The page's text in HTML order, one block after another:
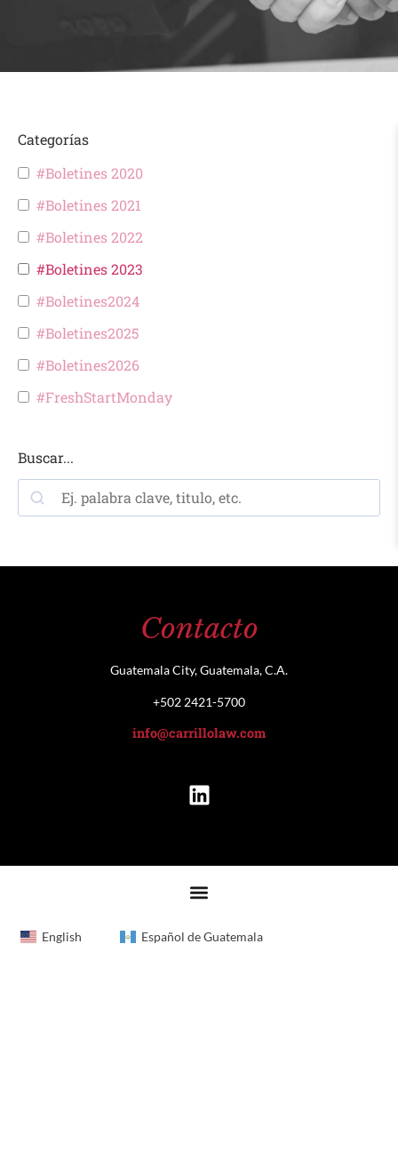
Categorías
#Boletines 2020
#Boletines 2021
#Boletines 2022
#Boletines 2023
#Boletines2024
#Boletines2025
#Boletines2026
#FreshStartMonday
Buscar...
Contacto
Guatemala City, Guatemala, C.A.
+502 2421-5700
info@carrillolaw.com
English Español de Guatemala